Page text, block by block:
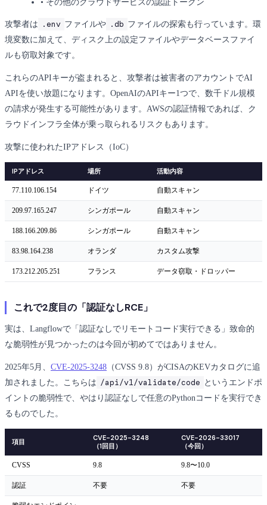
• その他のクラウドサービスの認証トークン
攻撃者は .env ファイルや .db ファイルの探索も行っています。環
境変数に加えて、ディスク上の設定ファイルやデータベースファイ
ルも窃取対象です。
これらのAPIキーが盗まれると、攻撃者は被害者のアカウントでAI
APIを使い放題になります。OpenAIのAPIキー1つで、数千ドル規模
の請求が発生する可能性があります。AWSの認証情報であれば、ク
ラウドインフラ全体が乗っ取られるリスクもあります。
攻撃に使われたIPアドレス（IoC）
IPアドレス 場所 活動内容
77.110.106.154 ドイツ 自動スキャン
209.97.165.247 シンガポール 自動スキャン
188.166.209.86 シンガポール 自動スキャン
83.98.164.238 オランダ カスタム攻撃
173.212.205.251 フランス データ窃取・ドロッパー
これで2度目の「認証なしRCE」
実は、Langflowで「認証なしでリモートコード実行できる」致命的
な脆弱性が見つかったのは今回が初めてではありません。
2025年5月、 CVE-2025-3248 （CVSS 9.8）がCISAのKEVカタログに追
加されました。こちらは /api/v1/validate/code というエンドポ
イントの脆弱性で、やはり認証なしで任意のPythonコードを実行でき
るものでした。
項目
CVE-2025-3248
（1回目）
CVE-2026-33017
（今回）
CVSS 9.8 9.8〜10.0
認証 不要 不要